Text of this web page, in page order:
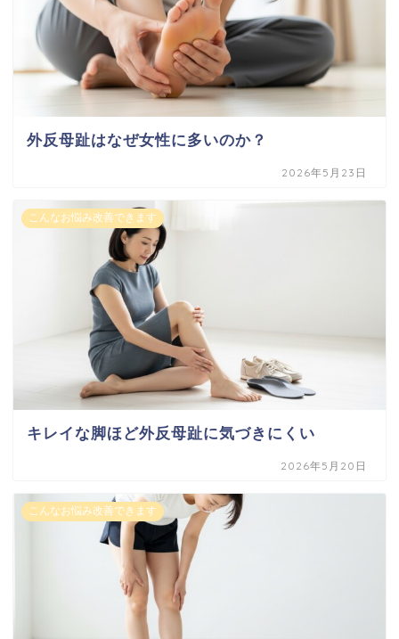
外反母趾はなぜ女性に多いのか？
2026年5月23日
こんなお悩み改善できます
キレイな脚ほど外反母趾に気づきにくい
2026年5月20日
こんなお悩み改善できます